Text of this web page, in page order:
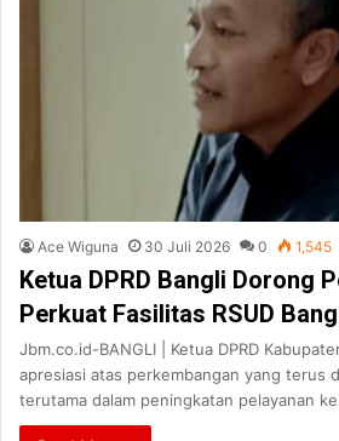
Ace Wiguna 30 Juli 2026 0 1,545
Ketua DPRD Bangli Dorong
Perkuat Fasilitas RSUD
Jbm.co.id-BANGLI | Ketua DPRD
apresiasi atas perkembangan yang terus
terutama dalam peningkatan pelayanan